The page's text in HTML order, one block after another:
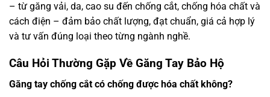
– từ găng vải, da, cao su đến chống cắt, chống hóa chất và
cách điện – đảm bảo chất lượng, đạt chuẩn, giá cả hợp lý
và tư vấn đúng loại theo từng ngành nghề.
Câu Hỏi Thường Gặp Về Găng Tay Bảo Hộ
Găng tay chống cắt có chống được hóa chất không?